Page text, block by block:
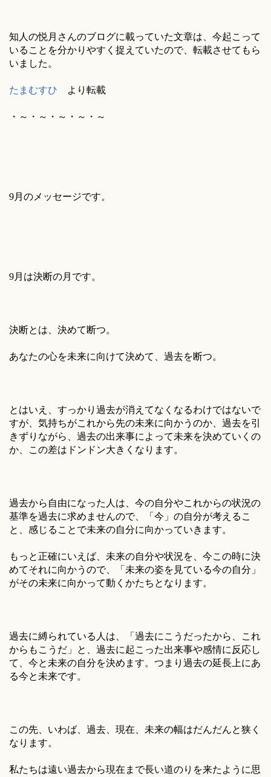
知人の悦月さんのブログに載っていた文章は、今起こって
いることを分かりやすく捉えていたので、転載させてもら
いました。
たまむすひ より転載
・～・～・～・～・～
9月のメッセージです。
9月は決断の月です。
決断とは、決めて断つ。
あなたの心を未来に向けて決めて、過去を断つ。
とはいえ、すっかり過去が消えてなくなるわけではないで
すが、気持ちがこれから先の未来に向かうのか、過去を引
きずりながら、過去の出来事によって未来を決めていくの
か、この差はドンドン大きくなります。
過去から自由になった人は、今の自分やこれからの状況の
基準を過去に求めませんので、「今」の自分が考えるこ
と、感じることで未来の自分に向かっていきます。
もっと正確にいえば、未来の自分や状況を、今この時に決
めてそれに向かうので、「未来の姿を見ている今の自分」
がその未来に向かって動くかたちとなります。
過去に縛られている人は、「過去にこうだったから、これ
からもこうだ」と、過去に起こった出来事や感情に反応し
て、今と未来の自分を決めます。つまり過去の延長上にあ
る今と未来です。
この先、いわば、過去、現在、未来の幅はだんだんと狭く
なります。
私たちは遠い過去から現在まで長い道のりを来たように思